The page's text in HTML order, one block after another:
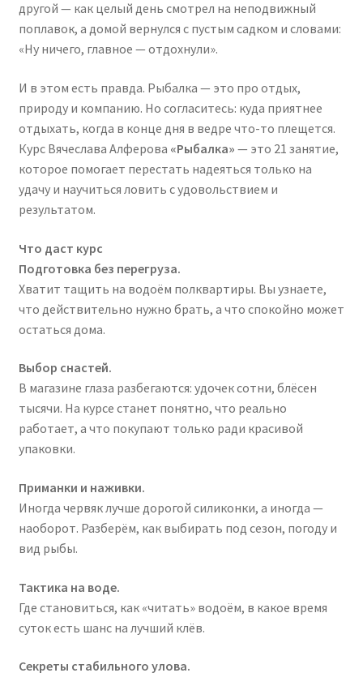
другой — как целый день смотрел на неподвижный
поплавок, а домой вернулся с пустым садком и словами:
«Ну ничего, главное — отдохнули».
И в этом есть правда. Рыбалка — это про отдых,
природу и компанию. Но согласитесь: куда приятнее
отдыхать, когда в конце дня в ведре что-то плещется.
Курс Вячеслава Алферова «Рыбалка» — это 21 занятие,
которое помогает перестать надеяться только на
удачу и научиться ловить с удовольствием и
результатом.
Что даст курс
Подготовка без перегруза.
Хватит тащить на водоём полквартиры. Вы узнаете,
что действительно нужно брать, а что спокойно может
остаться дома.
Выбор снастей.
В магазине глаза разбегаются: удочек сотни, блёсен
тысячи. На курсе станет понятно, что реально
работает, а что покупают только ради красивой
упаковки.
Приманки и наживки.
Иногда червяк лучше дорогой силиконки, а иногда —
наоборот. Разберём, как выбирать под сезон, погоду и
вид рыбы.
Тактика на воде.
Где становиться, как «читать» водоём, в какое время
суток есть шанс на лучший клёв.
Секреты стабильного улова.